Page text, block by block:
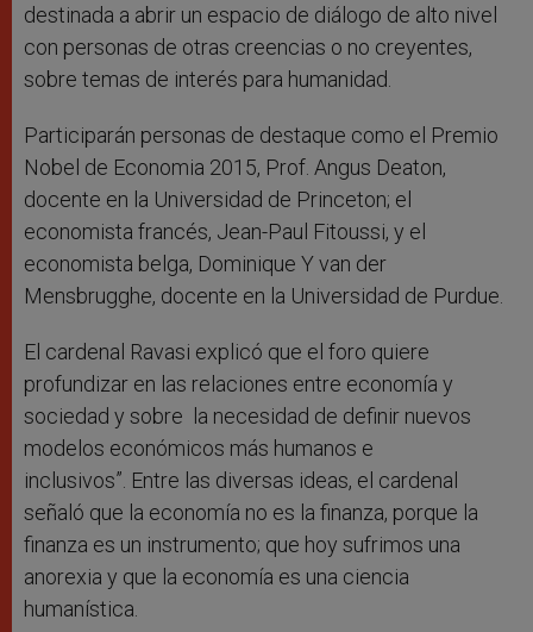
destinada a abrir un espacio de diálogo de alto nivel
con personas de otras creencias o no creyentes,
sobre temas de interés para humanidad.
Participarán personas de destaque como el Premio
Nobel de Economia 2015, Prof. Angus Deaton,
docente en la Universidad de Princeton; el
economista francés, Jean-Paul Fitoussi, y el
economista belga, Dominique Y van der
Mensbrugghe, docente en la Universidad de Purdue.
El cardenal Ravasi explicó que el foro quiere
profundizar en las relaciones entre economía y
sociedad y sobre la necesidad de definir nuevos
modelos económicos más humanos e
inclusivos”. Entre las diversas ideas, el cardenal
señaló que la economía no es la finanza, porque la
finanza es un instrumento; que hoy sufrimos una
anorexia y que la economía es una ciencia
humanística.